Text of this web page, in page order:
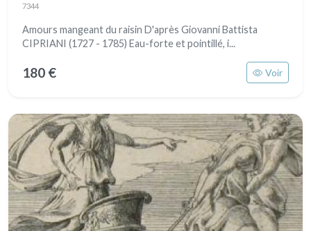
7344
Amours mangeant du raisin D'après Giovanni Battista
CIPRIANI (1727 - 1785) Eau-forte et pointillé, i...
180 € Voir